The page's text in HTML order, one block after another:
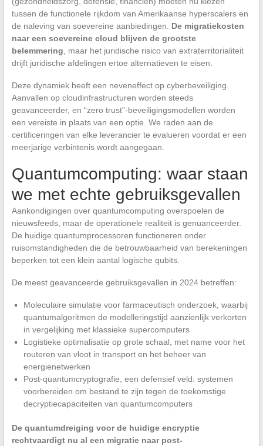
tussen de functionele rijkdom van Amerikaanse hyperscalers en
de naleving van soevereine aanbiedingen. De migratiekosten
naar een soevereine cloud blijven de grootste
belemmering, maar het juridische risico van extraterritorialiteit
drijft juridische afdelingen ertoe alternatieven te eisen.
Deze dynamiek heeft een neveneffect op cyberbeveiliging.
Aanvallen op cloudinfrastructuren worden steeds
geavanceerder, en “zero trust”-beveiligingsmodellen worden
een vereiste in plaats van een optie. We raden aan de
certificeringen van elke leverancier te evalueren voordat er een
meerjarige verbintenis wordt aangegaan.
Quantumcomputing: waar staan
we met echte gebruiksgevallen
Aankondigingen over quantumcomputing overspoelen de
nieuwsfeeds, maar de operationele realiteit is genuanceerder.
De huidige quantumprocessoren functioneren onder
ruisomstandigheden die de betrouwbaarheid van berekeningen
beperken tot een klein aantal logische qubits.
De meest geavanceerde gebruiksgevallen in 2024 betreffen:
Moleculaire simulatie voor farmaceutisch onderzoek, waarbij
quantumalgoritmen de modelleringstijd aanzienlijk verkorten
in vergelijking met klassieke supercomputers
Logistieke optimalisatie op grote schaal, met name voor het
routeren van vloot in transport en het beheer van
energienetwerken
Post-quantumcryptografie, een defensief veld: systemen
voorbereiden om bestand te zijn tegen de toekomstige
decryptiecapaciteiten van quantumcomputers
De quantumdreiging voor de huidige encryptie
rechtvaardigt nu al een migratie naar post-